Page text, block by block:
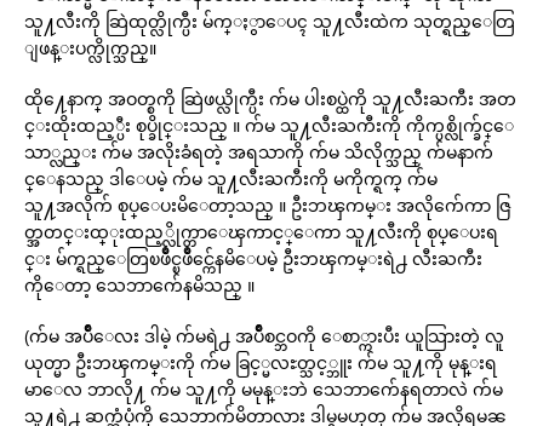
သူ႔လီးကို ဆြဲထုတ္လိုက္ပီး မ်က္ႏွာေပၚ သူ႔လီးထဲက သုတ္ရည္ေတြ
ျဖန္းပက္လိုက္သည္။
ထို႔ေနာက္ အဝတ္စကို ဆြဲဖယ္လိုက္ပီး က်မ ပါးစပ္ထဲကို သူ႔လီးႀကီး အတ
င္းထိုးထည့္ပီး စုပ္ခိုင္းသည္ ။ က်မ သူ႔လီးႀကီးကို ကိုက္ပစ္လိုက္ခ်င္ေ
သာ္လည္း က်မ အလိုးခံရတဲ့ အရသာကို က်မ သိလိုက္သည္ က်မနာက်
င္ေနသည္ ဒါေပမဲ့ က်မ သူ႔လီးႀကီးကို မကိုက္ရက္ က်မ
သူ႔အလိုက် စုပ္ေပးမိေတာ့သည္ ။ ဦးဘၾကမ္း အလိုက်ေကာ ဇြ
တ္အတင္းထ္ုးထည့္လိုက္တာေၾကာင့္ေကာ သူ႔လီးကို စုပ္ေပးရ
င္း မ်က္ရည္ေတြၿဖိဳင္ၿဖိဳင္က်ေနမိေပမဲ့ ဦးဘၾကမ္းရဲ႕ လီးႀကီး
ကိုေတာ့ သေဘာက်ေနမိသည္ ။
(က်မ အပ်ိဳေလး ဒါမဲ့ က်မရဲ႕ အပ်ိဳစင္ဘဝကို ေစာ္ကားပီး ယူသြားတဲ့ လူ
ယုတ္မာ ဦးဘၾကမ္းကို က်မ ခြင့္မလႊတ္သင့္ဘူး က်မ သူ႔ကို မုန္းရ
မာေလ ဘာလို႔ က်မ သူ႔ကို မမုန္းဘဲ သေဘာက်ေနရတာလဲ က်မ
သူ႔ရဲ႕ ဆက္ဆံပုံကို သေဘာက်မိတာလား ဒါမွမဟုတ္ က်မ အလိုရမၼ